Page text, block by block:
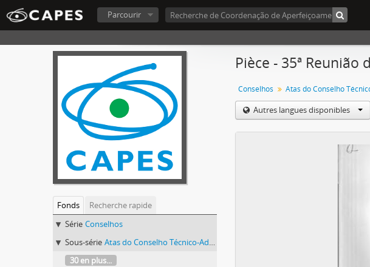
Parcourir
Fonds
Recherche rapide
Série Conselhos
Sous-série Atas do Conselho Técnico-Administrativo (CTA) 1974-1981
30 en plus...
Pièce - 35ª
Conselhos
Autres langues disponibles